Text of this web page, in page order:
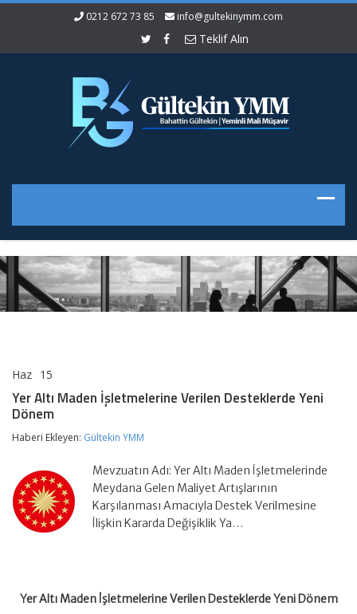
0212 672 73 85 info@gultekinymm.com
Teklif Alın
Haz 15
Maden
Desteklerde
Dönem
için
Yer Altı Maden İşletmelerine Verilen Desteklerde Yeni
Dönem
Haberi Ekleyen: Gültekin YMM
Mevzuatın Adı: Yer Altı Maden İşletmelerinde
Meydana Gelen Maliyet Artışlarının
Karşılanması Amacıyla Destek Verilmesine
İlişkin Kararda Değişiklik Ya…
Yer Altı Maden İşletmelerine Verilen Desteklerde Yeni Dönem